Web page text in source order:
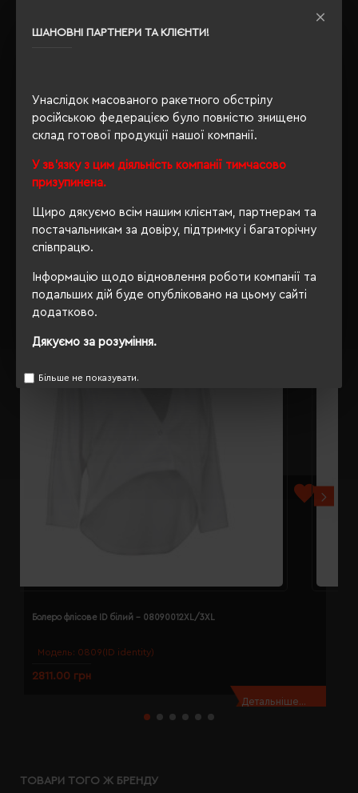
ШАНОВНІ ПАРТНЕРИ ТА КЛІЄНТИ!
Унаслідок масованого ракетного обстрілу
російською федерацією було повністю знищено
склад готової продукції нашої компанії.
У зв'язку з цим діяльність компанії тимчасово
призупинена.
Щиро дякуємо всім нашим клієнтам, партнерам та
постачальникам за довіру, підтримку і багаторічну
співпрацю.
Інформацію щодо відновлення роботи компанії та
подальших дій буде опубліковано на цьому сайті
додатково.
Дякуємо за розуміння.
Більше не показувати.
Recycled Standard
ВІДГУКИ
Модель: 0809(ID identity)
Болеро флісове ID білий - 08090012XL/3XL
2811.00 грн
Детальніше...
ТОВАРИ ТОГО Ж БРЕНДУ